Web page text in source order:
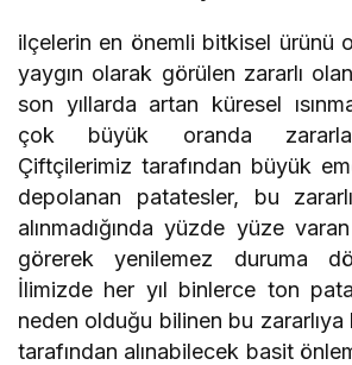
ilçelerin en önemli bitkisel ürünü
yaygın olarak görülen zararlı
son yıllarda artan küresel
çok büyük oranda
Çiftçilerimiz tarafından büyük
depolanan patatesler, bu
alınmadığında yüzde yüze
görerek yenilemez duruma
İlimizde her yıl binlerce ton
neden olduğu bilinen bu zararlıya
tarafından alınabilecek basit